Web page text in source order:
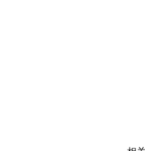
附
上
下